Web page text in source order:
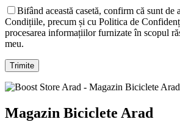
Bifând această casetă, confirm că sunt de
Condițiile, precum și cu Politica de
procesarea informațiilor furnizate în scopul
meu.
Magazin Biciclete Arad